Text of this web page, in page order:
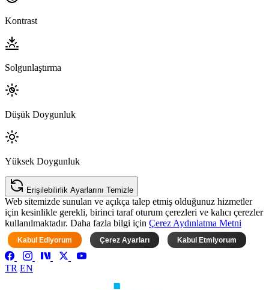
Kontrast
Solgunlaştırma
Düşük Doygunluk
Yüksek Doygunluk
Erişilebilirlik Ayarlarını Temizle
Web sitemizde sunulan ve açıkça talep etmiş olduğunuz hizmetler
için kesinlikle gerekli, birinci taraf oturum çerezleri ve kalıcı çerezler
kullanılmaktadır. Daha fazla bilgi için Çerez Aydınlatma Metni
Kabul Ediyorum Çerez Ayarları Kabul Etmiyorum
TR EN